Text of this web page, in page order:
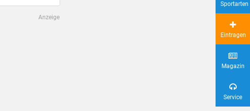
Anzeige
Sportarten
Eintragen
Magazin
Service